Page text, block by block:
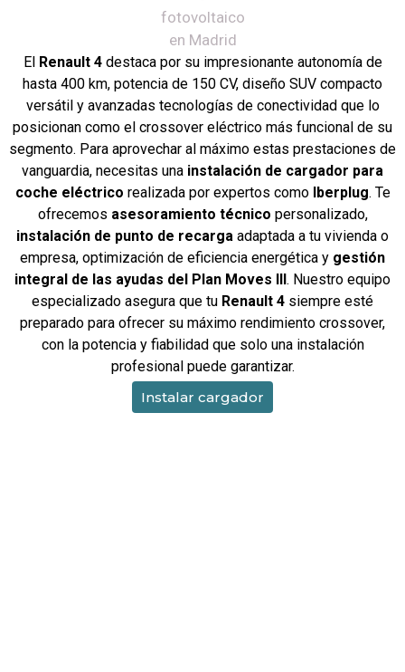
El Renault 4destaca por su impresionante autonomía de
hasta 400 km, potencia de 150 CV, diseño SUV compacto
versátil y avanzadas tecnologías de conectividad que lo
posicionan como el crossover eléctrico más funcional de su
segmento. Para aprovechar al máximo estas prestaciones de
vanguardia, necesitas una instalación de cargador para
coche eléctrico realizada por expertos como Iberplug. Te
ofrecemos asesoramiento técnico personalizado,
instalación de punto de recarga adaptada a tu vivienda o
empresa, optimización de eficiencia energética y gestión
integral de las ayudas del Plan Moves III. Nuestro equipo
especializado asegura que tu Renault 4 siempre esté
preparado para ofrecer su máximo rendimiento crossover,
con la potencia y fiabilidad que solo una instalación
profesional puede garantizar.
Instalar cargador